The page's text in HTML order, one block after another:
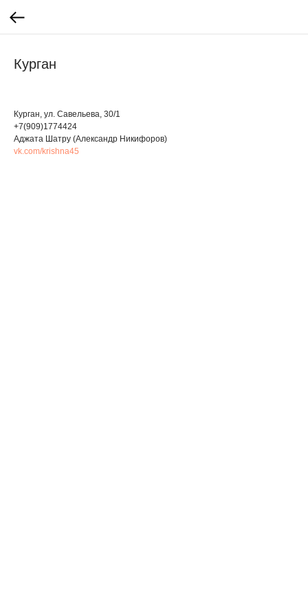
Курган
Курган, ул. Савельева, 30/1
+7(909)1774424
Аджата Шатру (Александр Никифоров)
vk.com/krishna45